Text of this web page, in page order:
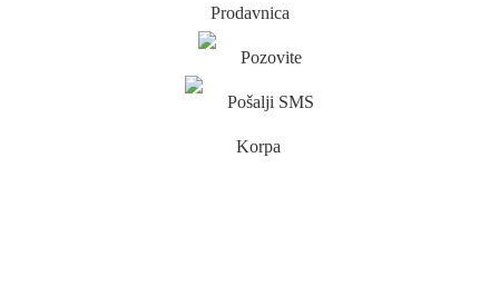
Prodavnica
Pozovite
Pošalji SMS
Korpa